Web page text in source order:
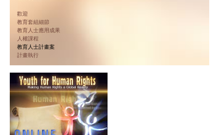
歡迎
教育套組細節
教育人士應用成果
人權課程
教育人士計畫案
計畫執行